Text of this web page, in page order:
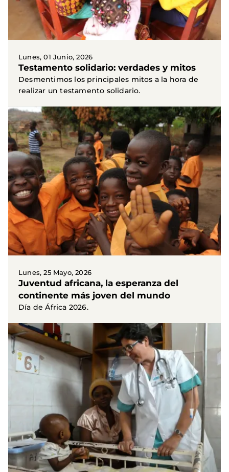
Lunes, 01 Junio, 2026
Testamento solidario: verdades y mitos
Desmentimos los principales mitos a la hora de
realizar un testamento solidario.
Lunes, 25 Mayo, 2026
Juventud africana, la esperanza del
continente más joven del mundo
Día de África 2026.